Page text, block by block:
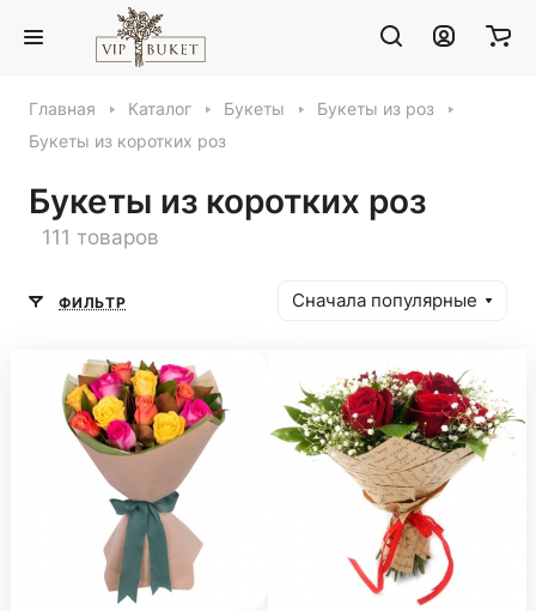
Главная Каталог Букеты
Букеты из роз
Букеты из коротких роз
Букеты из коротких роз
111 товаров
ФИЛЬТР Сначала популярные